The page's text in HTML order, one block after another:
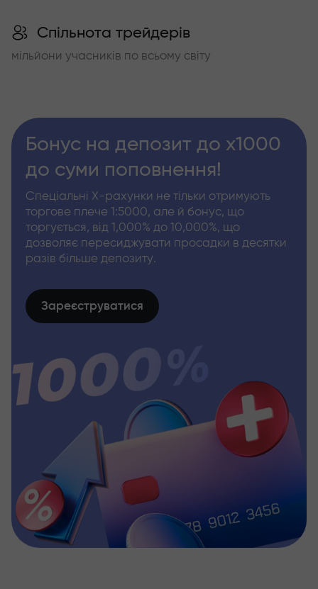
Спільнота трейдерів
мільйони учасників по всьому світу
Бонус на депозит до х1000
до суми поповнення!
Спеціальні Х-рахунки не тільки отримують
торгове плече 1:5000, але й бонус, що
торгується, від 1,000% до 10,000%, що
дозволяє пересиджувати просадки в десятки
разів більше депозиту.
Зареєструватися